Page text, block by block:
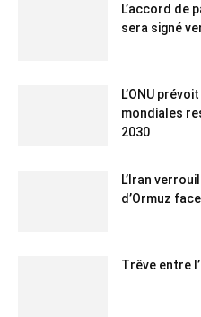
L’accord de
sera signé
L’ONU
mondiales
2030
L’Iran
d’Ormuz
Trêve entre